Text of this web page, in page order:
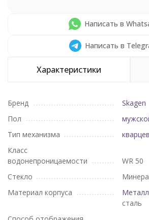
Написать в
Написать в
Характеристики
Бренд
Skagen
Пол
Тип механизма
Класс
водонепроницаемости
WR 50
Стекло
Материал корпуса
Металл
сталь